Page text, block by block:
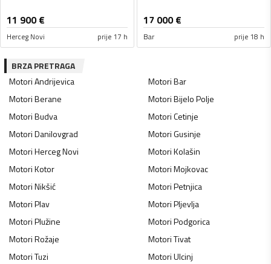
11 900€
Herceg Novi prije 17 h
17 000€
Bar prije 18 h
BRZA PRETRAGA
MotoriAndrijevica MotoriBar
MotoriBerane MotoriBijelo Polje
MotoriBudva MotoriCetinje
MotoriDanilovgrad MotoriGusinje
MotoriHerceg Novi MotoriKolašin
MotoriKotor MotoriMojkovac
MotoriNikšić MotoriPetnjica
MotoriPlav MotoriPljevlja
MotoriPlužine MotoriPodgorica
MotoriRožaje MotoriTivat
MotoriTuzi MotoriUlcinj